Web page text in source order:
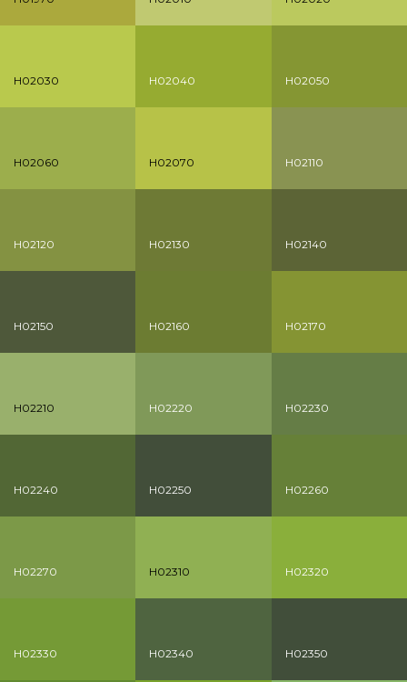
H02030 H02040 H02050
H02060 H02070 H02110
H02120 H02130 H02140
H02150 H02160 H02170
H02210 H02220 H02230
H02240 H02250 H02260
H02270 H02310 H02320
H02330 H02340 H02350